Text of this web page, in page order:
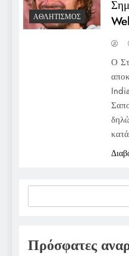
ΑΘΛΗΤΙΣΜΌΣ
Ο
Πρόσφατες